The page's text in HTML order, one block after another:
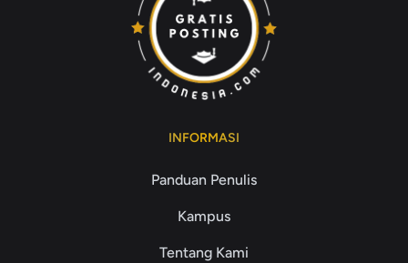
INFORMASI
Panduan Penulis
Kampus
Tentang Kami